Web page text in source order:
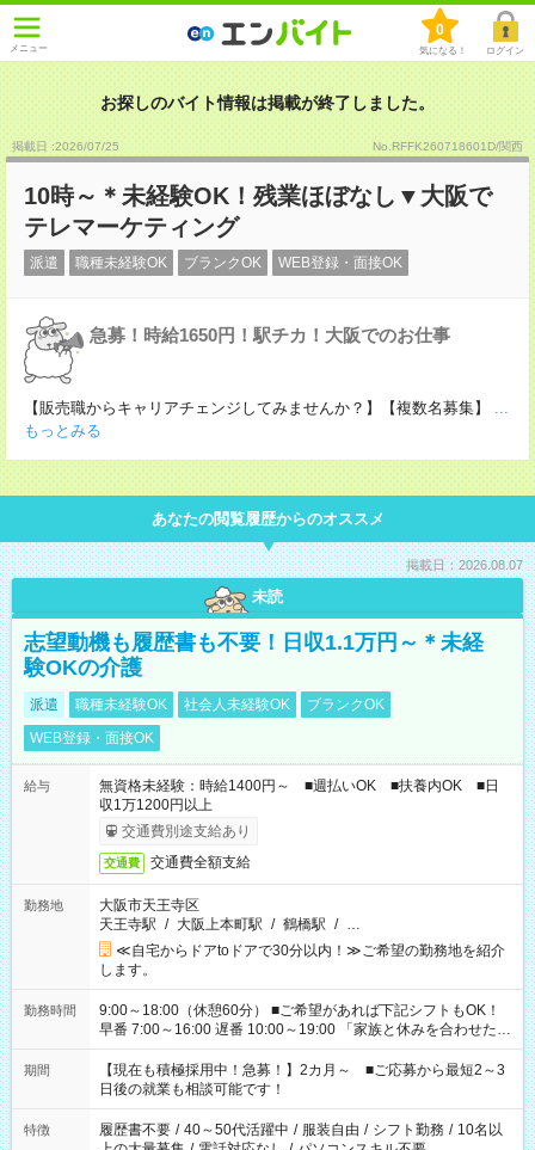
メニュー
0
気になる！ ログイン
お探しのバイト情報は掲載が終了しました。
掲載日 :2026/07/25 No.RFFK260718601D/関西
10時～＊未経験OK！残業ほぼなし▼大阪で
テレマーケティング
派遣 職種未経験OK ブランクOK WEB登録・面接OK
急募！時給1650円！駅チカ！大阪でのお仕事
【販売職からキャリアチェンジしてみませんか？】【複数名募集】
...
もっとみる
あなたの閲覧履歴からのオススメ
掲載日：2026.08.07
未読
志望動機も履歴書も不要！日収1.1万円～＊未経
験OKの介護
派遣 職種未経験OK 社会人未経験OK
ブランクOK
WEB登録・面接OK
給与
無資格未経験：時給1400円～ ■週払いOK ■扶養内OK ■日
収1万1200円以上
交通費別途支給あり
交通費 交通費全額支給
勤務地
大阪市天王寺区
天王寺駅 / 大阪上本町駅 / 鶴橋駅 / …
≪自宅からドアtoドアで30分以内！≫ご希望の勤務地を紹介
します。
勤務時間
9:00～18:00（休憩60分） ■ご希望があれば下記シフトもOK！
早番 7:00～16:00 遅番 10:00～19:00 「家族と休みを合わせた
い」 「余裕を持って夕飯の準備がしたい」 「できれば残業はし
たくない」 など、ご希望を教えてくださいね。 ※Wワーク希望
の方へ 今ご覧のお仕事で希望する勤務時間と、もう1つのお仕事
の勤務時間。 合計で週40時間を超える場合は応募できません。
期間
【現在も積極採用中！急募！】2カ月～ ■ご応募から最短2～3
日後の就業も相談可能です！
特徴 履歴書不要 / 40～50代活躍中 / 服装自由 / シフト勤務 / 10名以